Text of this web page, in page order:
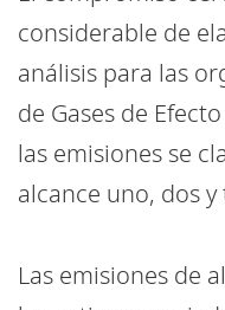
considerable de
análisis para las
de Gases de
las emisiones se
alcance uno, dos y
Las emisiones de